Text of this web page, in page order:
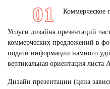
Коммерческое
Услуги дизайна презентаций
коммерческих предложений в
подачи информации намного
вертикальная ориентация листа
Дизайн презентации (цена